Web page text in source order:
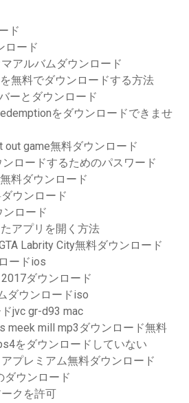
ド
ロード
アルバムダウンロード
無料でダウンロードする方法
ーとダウンロード
をダウンロードできませ
out game無料ダウンロード
ンロードするためのパスワード
料ダウンロード
ウンロード
ンロード
アプリを開く方法
Labrity City無料ダウンロード
ードios
ダウンロード
ダウンロードiso
jvc gr-d93 mac
meek mill mp3ダウンロード無料
をダウンロードしていない
プレミアム無料ダウンロード
ダウンロード
クを許可